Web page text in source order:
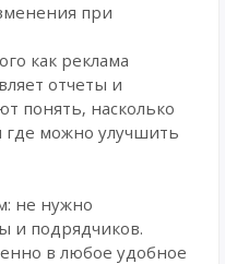
при
как реклама
отчеты и
понять, насколько
можно улучшить
не нужно
и подрядчиков.
в любое удобное